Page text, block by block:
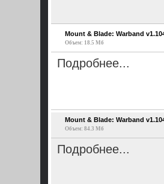
Mount & Blade: Warband
Объем: 18.5 Мб
Подробнее...
Mount & Blade: Warband
Объем: 84.3 Мб
Подробнее...